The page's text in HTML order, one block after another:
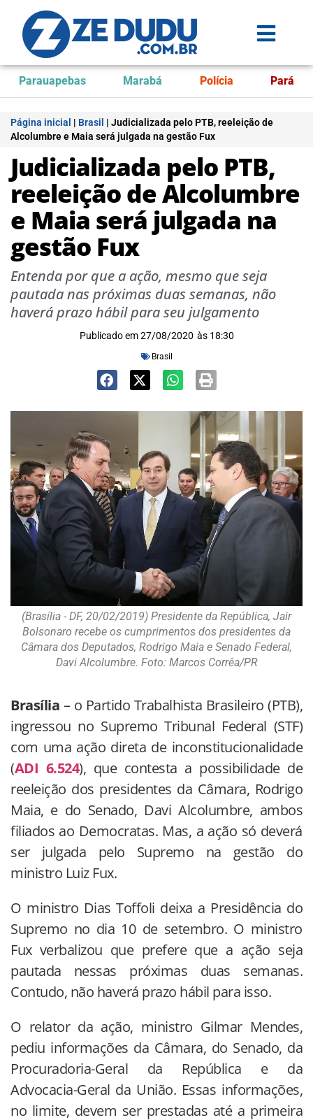
Parauapebas Marabá Polícia Pará
Página inicial | Brasil | Judicializada pelo PTB, reeleição de
Alcolumbre e Maia será julgada na gestão Fux
Judicializada pelo PTB,
reeleição de Alcolumbre
e Maia será julgada na
gestão Fux
Entenda por que a ação, mesmo que seja
pautada nas próximas duas semanas, não
haverá prazo hábil para seu julgamento
Publicado em 27/08/2020 às 18:30
Brasil
(Brasília - DF, 20/02/2019) Presidente da República, Jair
Bolsonaro recebe os cumprimentos dos presidentes da
Câmara dos Deputados, Rodrigo Maia e Senado Federal,
Davi Alcolumbre. Foto: Marcos Corrêa/PR
Brasília – o Partido Trabalhista Brasileiro (PTB),
ingressou no Supremo Tribunal Federal (STF)
com uma ação direta de inconstitucionalidade
(ADI 6.524), que contesta a possibilidade de
reeleição dos presidentes da Câmara, Rodrigo
Maia, e do Senado, Davi Alcolumbre, ambos
filiados ao Democratas. Mas, a ação só deverá
ser julgada pelo Supremo na gestão do
ministro Luiz Fux.
O ministro Dias Toffoli deixa a Presidência do
Supremo no dia 10 de setembro. O ministro
Fux verbalizou que prefere que a ação seja
pautada nessas próximas duas semanas.
Contudo, não haverá prazo hábil para isso.
O relator da ação, ministro Gilmar Mendes,
pediu informações da Câmara, do Senado, da
Procuradoria-Geral da República e da
Advocacia-Geral da União. Essas informações,
no limite, devem ser prestadas até a primeira